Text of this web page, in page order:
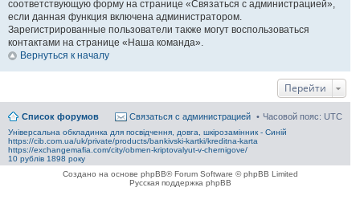
соответствующую форму на странице «Связаться с администрацией»,
если данная функция включена администратором.
Зарегистрированные пользователи также могут воспользоваться
контактами на странице «Наша команда».
Вернуться к началу
Перейти
Список форумов Часовой пояс: UTC
Связаться с администрацией
Універсальна обкладинка для посвідчення, довга, шкірозамінник - Синій
https://cib.com.ua/uk/private/products/bankivski-kartki/kreditna-karta
https://exchangemafia.com/city/obmen-kriptovalyut-v-chernigove/
10 рублів 1898 року
Создано на основе phpBB® Forum Software © phpBB Limited
Русская поддержка phpBB